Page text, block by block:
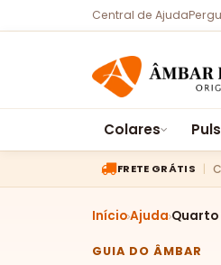
Central de Ajuda
Colares
FRETE GRÁTIS
InícioAjuda Quarto
GUIA DO ÂMBAR